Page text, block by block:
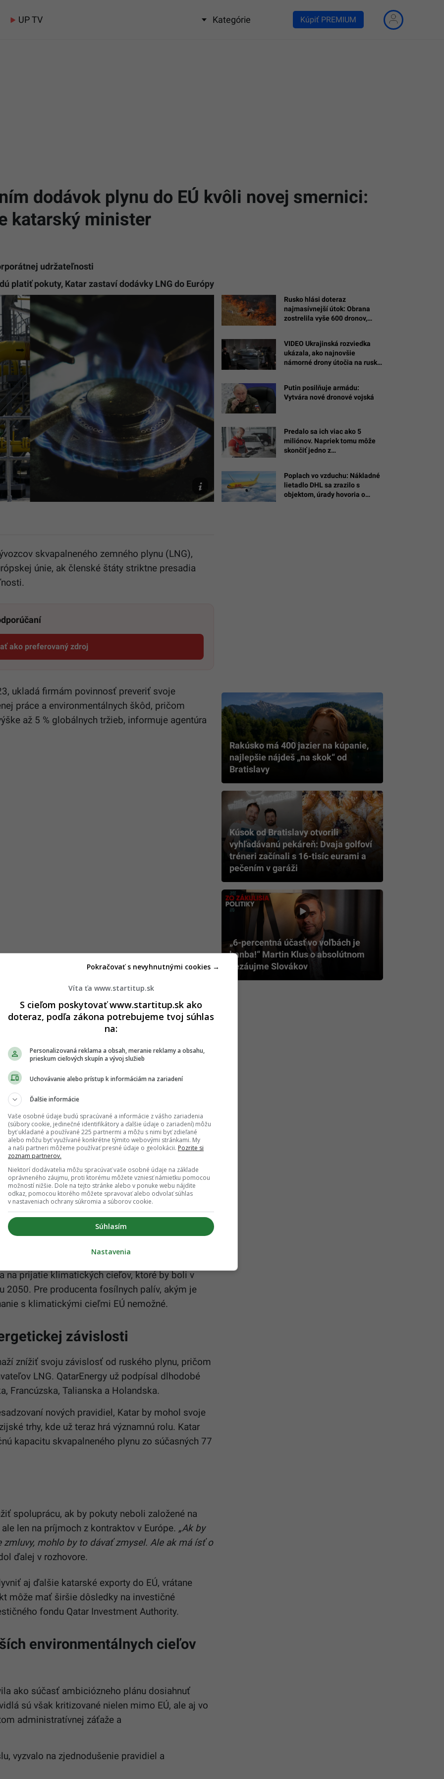
UP TV Kategórie Kúpiť PREMIUM
dodávok plynu do EÚ kvôli novej smernici:
katarský minister
udržateľnosti
platiť pokuty, Katar zastaví dodávky LNG do Európy
TASR/Roman
Unsplash/KWON
JUNHO
skvapalneného zemného plynu (LNG),
únie, ak členské štáty striktne presadia
ako preferovaný zdroj
Startitup, odkaz sa otvorí v novom okne
ukladá firmám povinnosť preveriť svoje
práce a environmentálnych škôd, pričom
až 5 % globálnych tržieb, informuje agentúra
minister
štátnej spoločnosti QatarEnergy, Saad al-
denníkFinancial Timesuviedol, že ak by
Katar LNG do Európy prestane exportovať.
takúto stratu,“zdôraznil Kaabi.
stratím 5 % svojich príjmov, tak do Európy
vyžaduje, aby veľké spoločnosti pôsobiace v
neporušujú pracovné a environmentálne
je legislatíva pre spoločnosti, ako je
a ich dôsledky
by musela preveriť pracovné podmienky svojich
dosahuje približne 100 000.
výdavky na audity všetkých dodávateľov,“
na prijatie klimatických cieľov, ktoré by boli v
2050. Pre producenta fosílnych palív, akým je
s klimatickými cieľmi EÚ nemožné.
závislosti
znížiť svoju závislosť od ruského plynu, pričom
LNG. QatarEnergy už podpísal dlhodobé
Francúzska, Talianska a Holandska.
nových pravidiel, Katar by mohol svoje
trhy, kde už teraz hrá významnú rolu. Katar
kapacitu skvapalneného plynu zo súčasných 77
spoluprácu, ak by pokuty neboli založené na
len na príjmoch z kontraktov v Európe. „Ak by
mohlo by to dávať zmysel. Ale ak má ísť o
ďalej v rozhovore.
aj ďalšie katarské exporty do EÚ, vrátane
môže mať širšie dôsledky na investičné
fondu Qatar Investment Authority.
environmentálnych cieľov
ako súčasť ambiciózneho plánu dosiahnuť
sú však kritizované nielen mimo EÚ, ale aj vo
administratívnej záťaže a
vyzvalo na zjednodušenie pravidiel a
Rusko hlási doteraz
najmasívnejší útok: Obrana
zostrelila vyše 600 dronov,
VIDEO Ukrajinská rozviedka
ukázala, ako najnovšie
námorné drony útočia na ruské
Putin posilňuje armádu:
Vytvára nové dronové vojská
Predalo sa ich viac ako 5
miliónov. Napriek tomu môže
skončiť jedno z
Poplach vo vzduchu: Nákladné
lietadlo DHL sa zrazilo s
objektom, úrady hovoria o
Rakúsko má 400 jazier na kúpanie,
najlepšie nájdeš „na skok“ od
Bratislavy
Kúsok od Bratislavy otvorili
vyhľadávanú pekáreň: Dvaja golfoví
tréneri začínali s 16-tisíc eurami a
pečením v garáži
„6-percentná účasť vo voľbách je
hanba!“ Martin Klus o absolútnom
nezáujme Slovákov
Víta ťa www.startitup.sk
S cieľom poskytovať www.startitup.sk ako
doteraz, podľa zákona potrebujeme tvoj súhlas
na:
Personalizovaná reklama a obsah, meranie reklamy a obsahu,
prieskum cieľových skupín a vývoj služieb
Uchovávanie alebo prístup k informáciám na zariadení
Ďalšie informácie
Vaše osobné údaje budú spracúvané a informácie z vášho zariadenia
(súbory cookie, jedinečné identifikátory a ďalšie údaje o zariadení) môžu
byť ukladané a používané 225 partnermi a môžu s nimi byť zdieľané
alebo môžu byť využívané konkrétne týmito webovými stránkami. My
a naši partneri môžeme používať presné údaje o geolokácii. Pozrite si
zoznam partnerov.
Niektorí dodávatelia môžu spracúvať vaše osobné údaje na základe
oprávneného záujmu, proti ktorému môžete vzniesť námietku pomocou
možností nižšie. Dole na tejto stránke alebo v ponuke webu nájdite
odkaz, pomocou ktorého môžete spravovať alebo odvolať súhlas
v nastaveniach ochrany súkromia a súborov cookie.
Súhlasím
Pokračovať s nevyhnutnými cookies →
Nastavenia